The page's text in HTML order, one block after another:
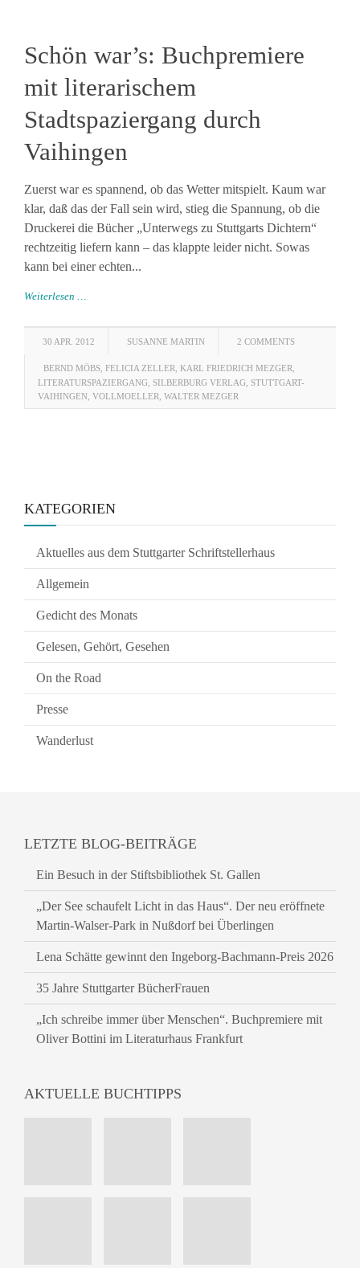
Schön war’s: Buchpremiere
mit literarischem
Stadtspaziergang durch
Vaihingen
Zuerst war es spannend, ob das Wetter mitspielt. Kaum war
klar, daß das der Fall sein wird, stieg die Spannung, ob die
Druckerei die Bücher „Unterwegs zu Stuttgarts Dichtern“
rechtzeitig liefern kann – das klappte leider nicht. Sowas
kann bei einer echten...
Weiterlesen …
30 APR. 2012 SUSANNE MARTIN 2 COMMENTS
BERND MÖBS FELICIA ZELLER KARL FRIEDRICH MEZGER
LITERATURSPAZIERGANG SILBERBURG VERLAG STUTTGART-
VAIHINGEN VOLLMOELLER WALTER MEZGER
KATEGORIEN
Aktuelles aus dem Stuttgarter Schriftstellerhaus
Allgemein
Gedicht des Monats
Gelesen, Gehört, Gesehen
On the Road
Presse
Wanderlust
LETZTE BLOG-BEITRÄGE
Ein Besuch in der Stiftsbibliothek St. Gallen
„Der See schaufelt Licht in das Haus“. Der neu eröffnete
Martin-Walser-Park in Nußdorf bei Überlingen
Lena Schätte gewinnt den Ingeborg-Bachmann-Preis 2026
35 Jahre Stuttgarter BücherFrauen
„Ich schreibe immer über Menschen“. Buchpremiere mit
Oliver Bottini im Literaturhaus Frankfurt
AKTUELLE BUCHTIPPS